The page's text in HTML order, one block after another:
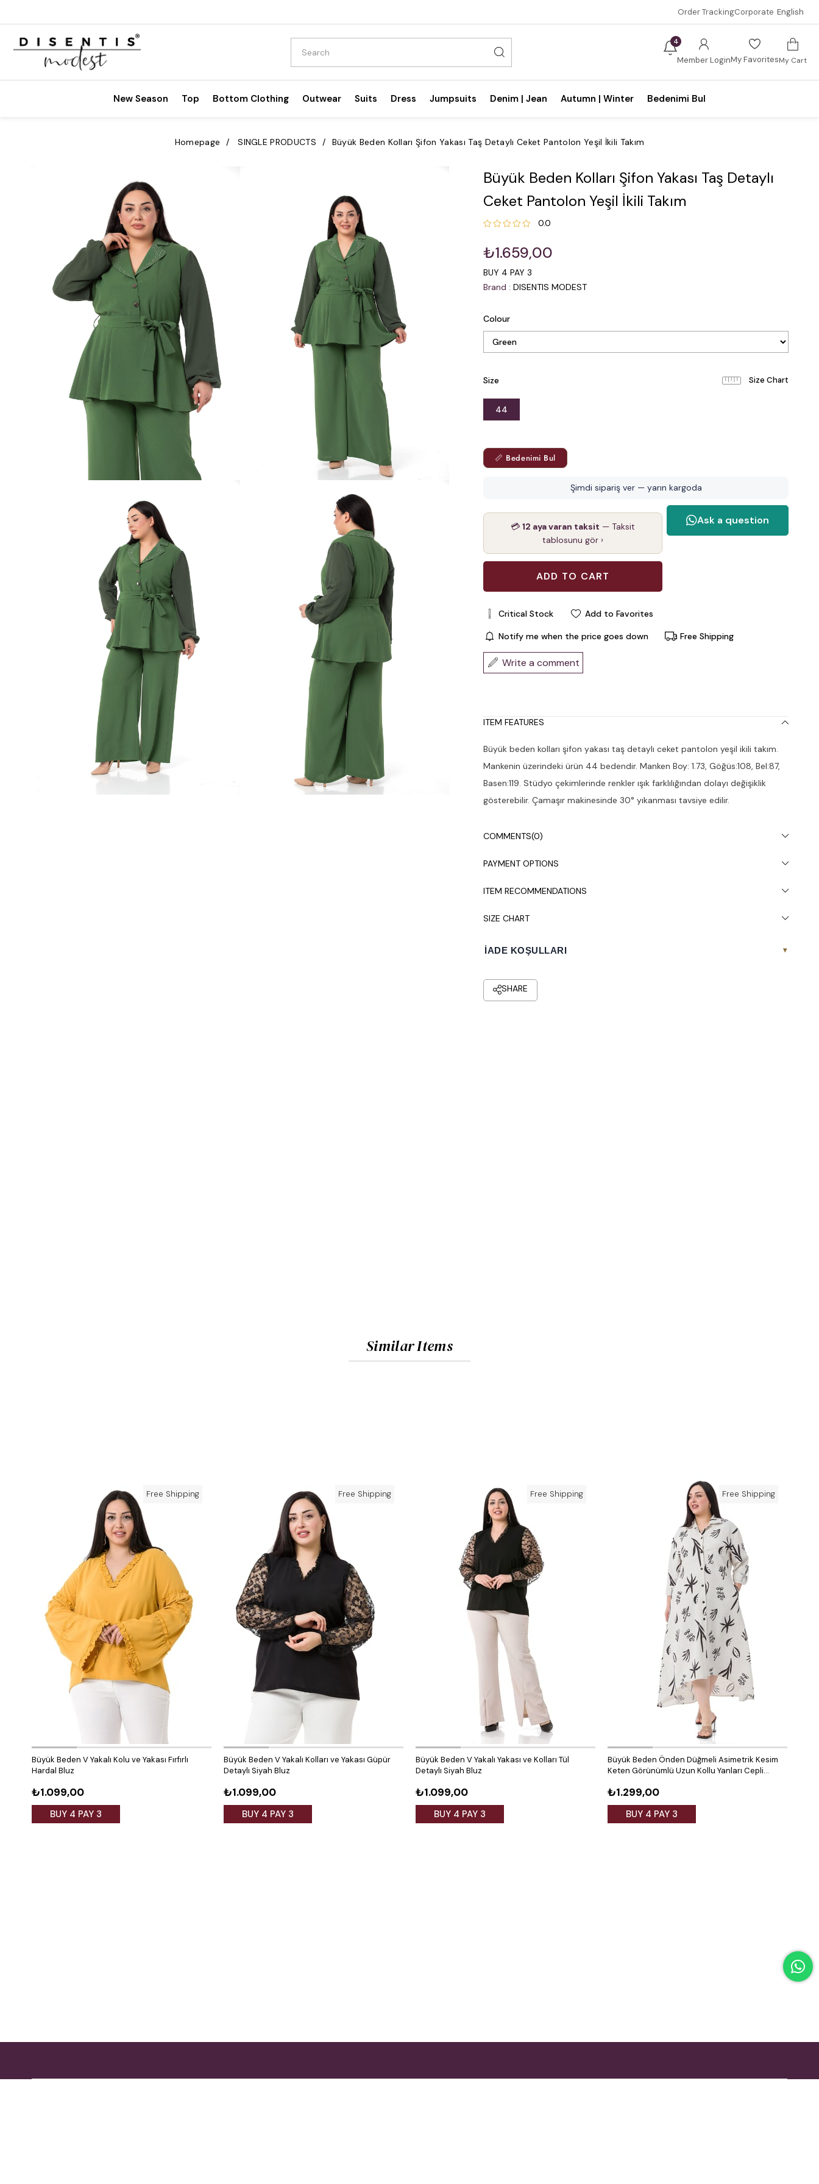
Order TrackingCorporate English
4
Member LoginMy FavoritesMy Cart
New Season Top Bottom Clothing Outwear Suits Dress Jumpsuits Denim | Jean Autumn | Winter Bedenimi Bul
Homepage SINGLE PRODUCTS Büyük Beden Kolları Şifon Yakası Taş Detaylı Ceket Pantolon Yeşil İkili Takım
Büyük Beden Kolları Şifon Yakası Taş Detaylı
Ceket Pantolon Yeşil İkili Takım
0.0
₺1.659,00
BUY 4 PAY 3
Brand : DISENTIS MODEST
Colour
Size
44
📏 Bedenimi Bul
Şimdi sipariş ver — yarın kargoda
💳12 aya varan taksit — Taksit
tablosunu gör ›
Critical Stock Add to Favorites
Notify me when the price goes down Free Shipping
Write a comment
ITEM FEATURES
Büyük beden kolları şifon yakası taş detaylı ceket pantolon yeşil ikili takım.
Mankenin üzerindeki ürün 44 bedendir. Manken Boy: 1.73, Göğüs:108, Bel:87,
Basen:119. Stüdyo çekimlerinde renkler ışık farklılığından dolayı değişiklik
gösterebilir. Çamaşır makinesinde 30° yıkanması tavsiye edilir.
COMMENTS(0)
PAYMENT OPTIONS
ITEM RECOMMENDATIONS
SIZE CHART
İADE KOŞULLARI ▾
Similar Items
Büyük Beden V Yakalı Kolu ve Yakası Fırfırlı
Hardal Bluz
₺1.099,00
BUY 4 PAY 3
Free Shipping
Büyük Beden V Yakalı Kolları ve Yakası Güpür
Detaylı Siyah Bluz
₺1.099,00
BUY 4 PAY 3
Free Shipping
Büyük Beden V Yakalı Yakası ve Kolları Tül
Detaylı Siyah Bluz
₺1.099,00
BUY 4 PAY 3
Free Shipping
Büyük Beden Önden Düğmeli Asimetrik Kesim
Keten Görünümlü Uzun Kollu Yanları Cepli
₺1.299,00
BUY 4 PAY 3
Free Shipping